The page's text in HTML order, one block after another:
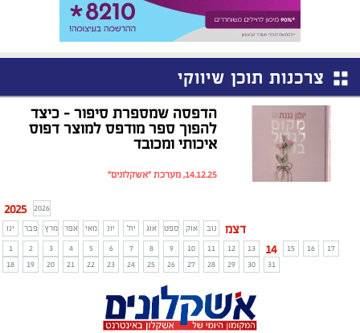
צרכנות תוכן שיווקי
הדפסה שמספרת סיפור – כיצד
להפוך ספר מודפס למוצר דפוס
איכותי ומכובד
14.12.25, מערכת "אשקלונים"
2025
2026
ינו
פבר מרץ אפר מאי יונ יול אוג ספט אוק נוב דצמ
1 2 3 4 5 6 7 8 9 10 11 12 13 14 15 16
17
18
19 20 21 22 23 24 25 26 27 28 29 30 31